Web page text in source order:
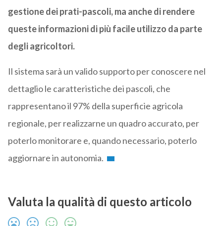
gestione dei prati-pascoli, ma anche di rendere
queste informazioni di più facile utilizzo da parte
degli agricoltori.
Il sistema sarà un valido supporto per conoscere nel
dettaglio le caratteristiche dei pascoli, che
rappresentano il 97% della superficie agricola
regionale, per realizzarne un quadro accurato, per
poterlo monitorare e, quando necessario, poterlo
aggiornare in autonomia.
Valuta la qualità di questo articolo